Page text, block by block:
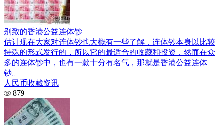
别致的香港公益连体钞
估计现在大家对连体钞也大概有一些了解，连体钞本身以比较
特殊的形式发行的，所以它的最适合的收藏和投资，然而在众
多的连体钞中，也有一款十分有名气，那就是香港公益连体
钞。
人民币收藏资讯
879